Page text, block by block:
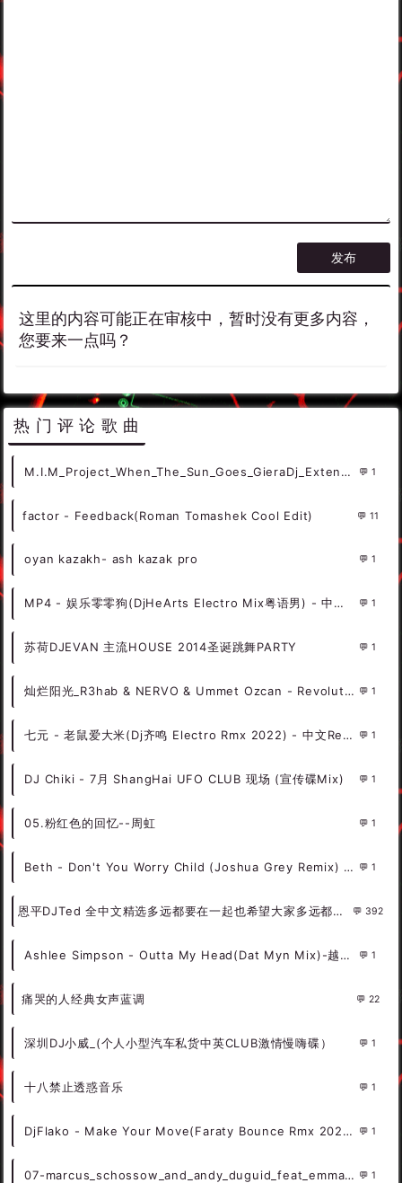
这里的内容可能正在审核中，暂时没有更多内容，
您要来一点吗？
热门评论歌曲
M.I.M_Project_When_The_Sun_Goes_GieraDj_Extended_Remix 1
factor - Feedback(Roman Tomashek Cool Edit) 11
oyan kazakh- ash kazak pro 1
MP4 - 娱乐零零狗(DjHeArts Electro Mix粤语男) - 中文Remix 中文CLUB 华语Remix 1
苏荷DJEVAN 主流HOUSE 2014圣诞跳舞PARTY 1
灿烂阳光_R3hab & NERVO & Ummet Ozcan - Revolution 1
七元 - 老鼠爱大米(Dj齐鸣 Electro Rmx 2022) - 中文Remix 中文CLUB 华语Remix 1
DJ Chiki - 7月 ShangHai UFO CLUB 现场 (宣传碟Mix) 1
05.粉红色的回忆--周虹 1
Beth - Don't You Worry Child (Joshua Grey Remix) DjMix 1
恩平DJTed 全中文精选多远都要在一起也希望大家多远都要经常联系 392
Ashlee Simpson - Outta My Head(Dat Myn Mix)-越鼓女LakHouse - 外文Remix 越南鼓 越南风格 1
痛哭的人经典女声蓝调 22
深圳DJ小威_(个人小型汽车私货中英CLUB激情慢嗨碟） 1
十八禁止透惑音乐 1
DjFlako - Make Your Move(Faraty Bounce Rmx 2024) - 外文Remix 越南鼓 越南风格 1
07-marcus_schossow_and_andy_duguid_feat_emma_hewitt-light (0daymusic-org)成都旋律trance 1